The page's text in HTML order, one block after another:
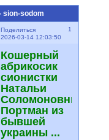
sion-sodom
Поделиться
1
2026-03-14 12:03:50
Кошерный
абрикосик
сионистки
Натальи
Соломоновны
Портман из
бывшей
украины ...